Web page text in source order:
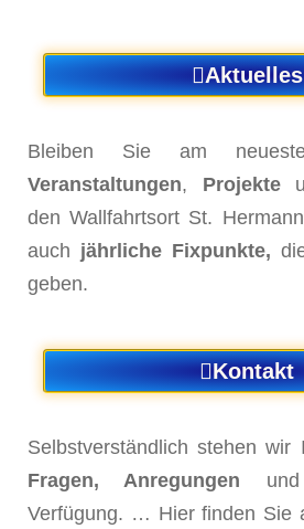
Aktuelles
Bleiben Sie am
Veranstaltungen, Projekte
den Wallfahrtsort St.
auch jährliche Fixpunkte,
geben.
Kontakt
Selbstverständlich stehen wir
Fragen, Anregungen
Verfügung. … Hier finden Sie